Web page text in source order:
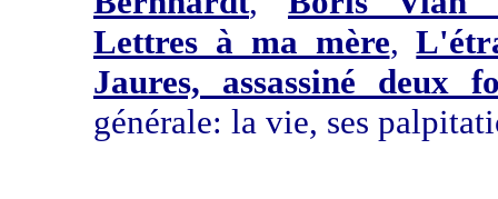
Lettres à ma mère,
Jaures, assassiné deux
générale: la vie, ses